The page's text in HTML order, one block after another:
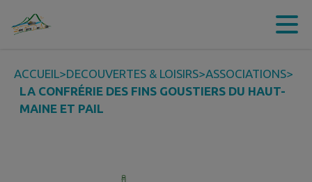
Contenu
ACCUEIL>DECOUVERTES & LOISIRS>ASSOCIATIONS>
LA CONFRÉRIE DES FINS GOUSTIERS DU HAUT-
MAINE ET PAIL